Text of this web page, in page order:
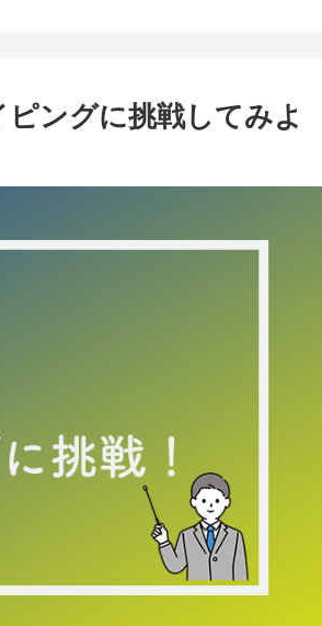
ングに挑戦してみよ